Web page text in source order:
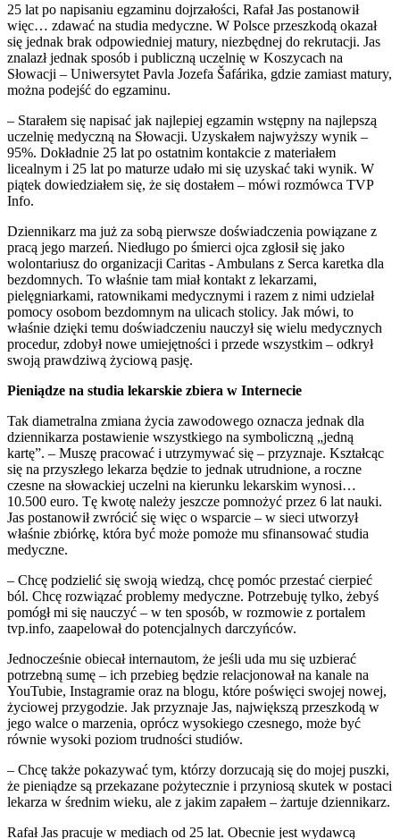
25 lat po napisaniu egzaminu dojrzałości, Rafał Jas postanowił
więc… zdawać na studia medyczne. W Polsce przeszkodą okazał
się jednak brak odpowiedniej matury, niezbędnej do rekrutacji. Jas
znalazł jednak sposób i publiczną uczelnię w Koszycach na
Słowacji – Uniwersytet Pavla Jozefa Šafárika, gdzie zamiast matury,
można podejść do egzaminu.
– Starałem się napisać jak najlepiej egzamin wstępny na najlepszą
uczelnię medyczną na Słowacji. Uzyskałem najwyższy wynik –
95%. Dokładnie 25 lat po ostatnim kontakcie z materiałem
licealnym i 25 lat po maturze udało mi się uzyskać taki wynik. W
piątek dowiedziałem się, że się dostałem – mówi rozmówca TVP
Info.
Dziennikarz ma już za sobą pierwsze doświadczenia powiązane z
pracą jego marzeń. Niedługo po śmierci ojca zgłosił się jako
wolontariusz do organizacji Caritas - Ambulans z Serca karetka dla
bezdomnych. To właśnie tam miał kontakt z lekarzami,
pielęgniarkami, ratownikami medycznymi i razem z nimi udzielał
pomocy osobom bezdomnym na ulicach stolicy. Jak mówi, to
właśnie dzięki temu doświadczeniu nauczył się wielu medycznych
procedur, zdobył nowe umiejętności i przede wszystkim – odkrył
swoją prawdziwą życiową pasję.
Pieniądze na studia lekarskie zbiera w Internecie
Tak diametralna zmiana życia zawodowego oznacza jednak dla
dziennikarza postawienie wszystkiego na symboliczną „jedną
kartę”. – Muszę pracować i utrzymywać się – przyznaje. Kształcąc
się na przyszłego lekarza będzie to jednak utrudnione, a roczne
czesne na słowackiej uczelni na kierunku lekarskim wynosi…
10.500 euro. Tę kwotę należy jeszcze pomnożyć przez 6 lat nauki.
Jas postanowił zwrócić się więc o wsparcie – w sieci utworzył
właśnie zbiórkę, która być może pomoże mu sfinansować studia
medyczne.
– Chcę podzielić się swoją wiedzą, chcę pomóc przestać cierpieć
ból. Chcę rozwiązać problemy medyczne. Potrzebuję tylko, żebyś
pomógł mi się nauczyć – w ten sposób, w rozmowie z portalem
tvp.info, zaapelował do potencjalnych darczyńców.
Jednocześnie obiecał internautom, że jeśli uda mu się uzbierać
potrzebną sumę – ich przebieg będzie relacjonował na kanale na
YouTubie, Instagramie oraz na blogu, które poświęci swojej nowej,
życiowej przygodzie. Jak przyznaje Jas, największą przeszkodą w
jego walce o marzenia, oprócz wysokiego czesnego, może być
równie wysoki poziom trudności studiów.
– Chcę także pokazywać tym, którzy dorzucają się do mojej puszki,
że pieniądze są przekazane pożytecznie i przyniosą skutek w postaci
lekarza w średnim wieku, ale z jakim zapałem – żartuje dziennikarz.
Rafał Jas pracuje w mediach od 25 lat. Obecnie jest wydawcą